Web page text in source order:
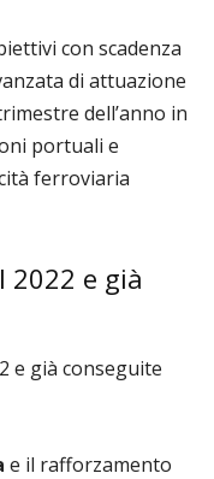
con scadenza
di attuazione
dell’anno in
portuali e
ferroviaria
2022 e già
e già conseguite
e il rafforzamento